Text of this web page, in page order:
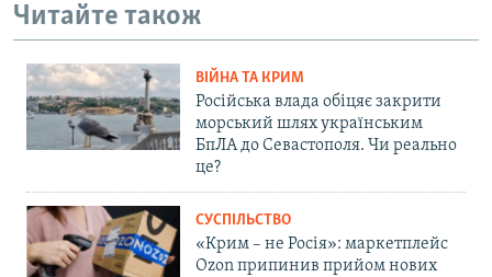
Читайте також
ВІЙНА ТА КРИМ
Російська влада обіцяє закрити
морський шлях українським
БпЛА до Севастополя. Чи реально
це?
СУСПІЛЬСТВО
«Крим – не Росія»: маркетплейс
Ozon припинив прийом нових